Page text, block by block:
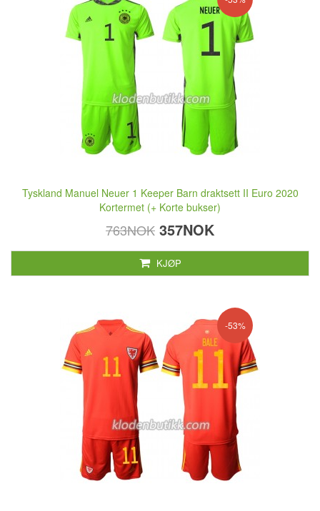
Tyskland Manuel Neuer 1 Keeper Barn draktsett II Euro 2020
Kortermet (+ Korte bukser)
763NOK 357NOK
KJØP
-53%